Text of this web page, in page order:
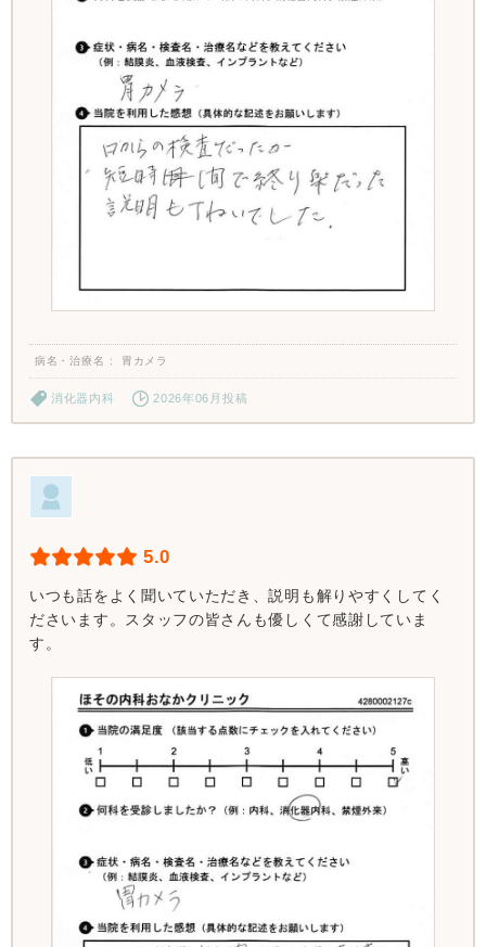
病名・治療名 胃カメラ
消化器内科 2026年06月投稿
5.0
いつも話をよく聞いていただき、説明も解りやすくしてく
ださいます。スタッフの皆さんも優しくて感謝していま
す。